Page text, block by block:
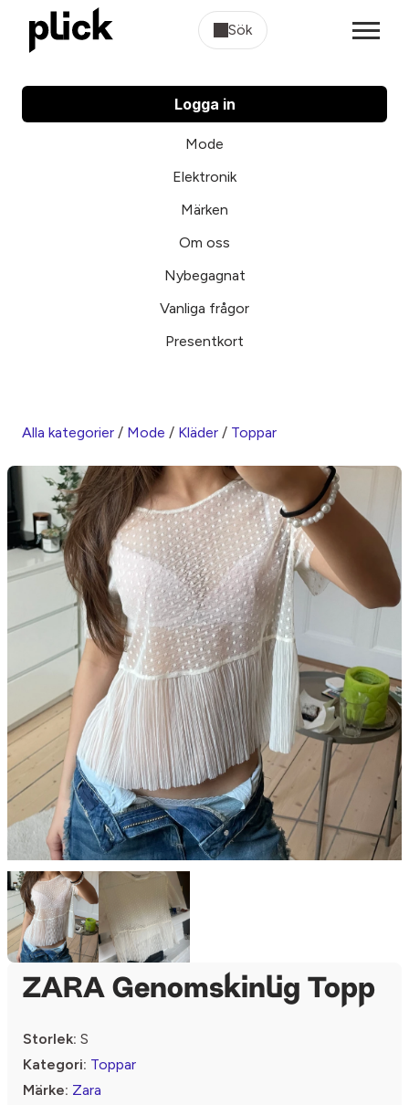
Sök
Logga in
Mode
Elektronik
Märken
Om oss
Nybegagnat
Vanliga frågor
Presentkort
Alla kategorier / Mode / Kläder / Toppar
ZARA Genomskinlig Topp
Storlek: S
Kategori: Toppar
Märke: Zara